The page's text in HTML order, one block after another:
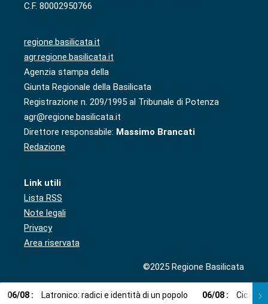
C.F. 80002950766
regione.basilicata.it
agr.regione.basilicata.it
Agenzia stampa della
Giunta Regionale della Basilicata
Registrazione n. 209/1995 al Tribunale di Potenza
agr@regione.basilicata.it
Direttore responsabile: Massimo Brancati
Redazione
Link utili
Lista RSS
Note legali
Privacy
Area riservata
©2025 Regione Basilicata
06/08 : Latronico: radici e identità di un popolo 06/08 : Cicala: